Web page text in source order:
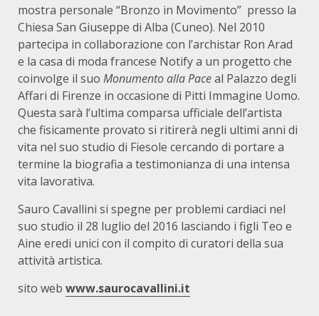
mostra personale “Bronzo in Movimento” presso la
Chiesa San Giuseppe di Alba (Cuneo). Nel 2010
partecipa in collaborazione con l’archistar Ron Arad
e la casa di moda francese Notify a un progetto che
coinvolge il suo Monumento alla Paceal Palazzo degli
Affari di Firenze in occasione di Pitti Immagine Uomo.
Questa sarà l’ultima comparsa ufficiale dell’artista
che fisicamente provato si ritirerà negli ultimi anni di
vita nel suo studio di Fiesole cercando di portare a
termine la biografia a testimonianza di una intensa
vita lavorativa.
Sauro Cavallini si spegne per problemi cardiaci nel
suo studio il 28 luglio del 2016 lasciando i figli Teo e
Aine eredi unici con il compito di curatori della sua
attività artistica.
sito web www.saurocavallini.it